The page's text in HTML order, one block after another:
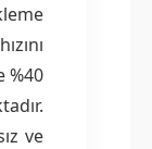
%40
ve